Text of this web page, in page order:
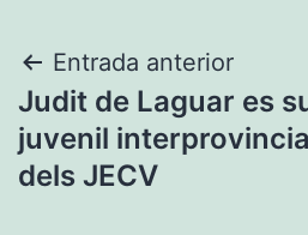
Navegación
de
entradas
Entrada anterior
Judit de Laguar es
juvenil
dels JECV